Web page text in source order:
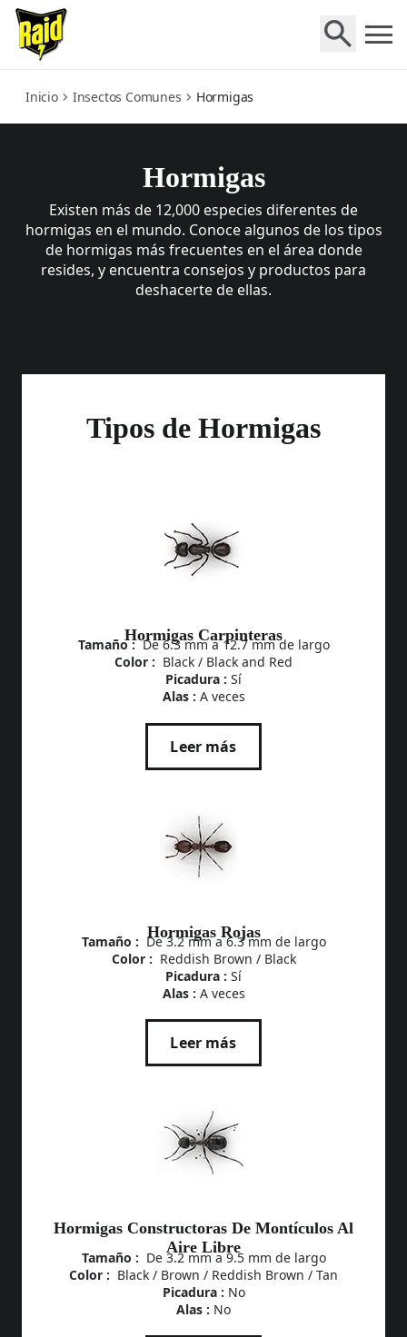
ants
Inicio Insectos Comunes Hormigas
Hormigas
Existen más de 12,000 especies diferentes de
hormigas en el mundo. Conoce algunos de los tipos
de hormigas más frecuentes en el área donde
resides, y encuentra consejos y productos para
deshacerte de ellas.
Tipos de Hormigas
Hormigas Carpinteras
Tamaño :De 6.3 mm a 12.7 mm de largo
Color : Black / Black and Red
Picadura : Sí
Alas : A veces
Leer más
Hormigas Rojas
Tamaño : De 3.2 mm a 6.3 mm de largo
Color : Reddish Brown / Black
Picadura : Sí
Alas : A veces
Leer más
Hormigas Constructoras De Montículos Al
Aire Libre
Tamaño : De 3.2 mm a 9.5 mm de largo
Color : Black / Brown / Reddish Brown / Tan
Picadura : No
Alas : No